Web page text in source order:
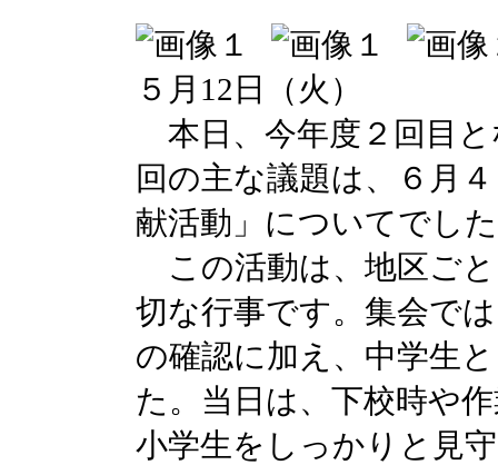
５月12日（火）
本日、今年度２回目
回の主な議題は、６月
献活動」についてでし
この活動は、地区ご
切な行事です。集会で
の確認に加え、中学生
た。当日は、下校時や
小学生をしっかりと見